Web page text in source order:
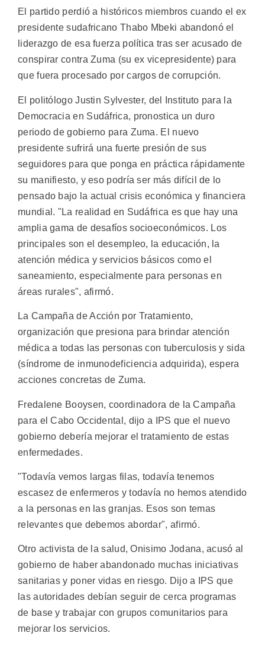
El partido perdió a históricos miembros cuando el ex
presidente sudafricano Thabo Mbeki abandonó el
liderazgo de esa fuerza política tras ser acusado de
conspirar contra Zuma (su ex vicepresidente) para
que fuera procesado por cargos de corrupción.
El politólogo Justin Sylvester, del Instituto para la
Democracia en Sudáfrica, pronostica un duro
periodo de gobierno para Zuma. El nuevo
presidente sufrirá una fuerte presión de sus
seguidores para que ponga en práctica rápidamente
su manifiesto, y eso podría ser más difícil de lo
pensado bajo la actual crisis económica y financiera
mundial. "La realidad en Sudáfrica es que hay una
amplia gama de desafíos socioeconómicos. Los
principales son el desempleo, la educación, la
atención médica y servicios básicos como el
saneamiento, especialmente para personas en
áreas rurales", afirmó.
La Campaña de Acción por Tratamiento,
organización que presiona para brindar atención
médica a todas las personas con tuberculosis y sida
(síndrome de inmunodeficiencia adquirida), espera
acciones concretas de Zuma.
Fredalene Booysen, coordinadora de la Campaña
para el Cabo Occidental, dijo a IPS que el nuevo
gobierno debería mejorar el tratamiento de estas
enfermedades.
"Todavía vemos largas filas, todavía tenemos
escasez de enfermeros y todavía no hemos atendido
a la personas en las granjas. Esos son temas
relevantes que debemos abordar", afirmó.
Otro activista de la salud, Onisimo Jodana, acusó al
gobierno de haber abandonado muchas iniciativas
sanitarias y poner vidas en riesgo. Dijo a IPS que
las autoridades debían seguir de cerca programas
de base y trabajar con grupos comunitarios para
mejorar los servicios.